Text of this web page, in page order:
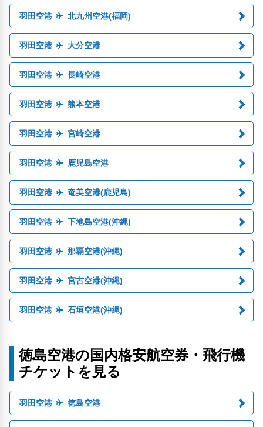
羽田空港 北九州空港(福岡)
羽田空港 大分空港
羽田空港 長崎空港
羽田空港 熊本空港
羽田空港 宮崎空港
羽田空港 鹿児島空港
羽田空港 奄美空港(鹿児島)
羽田空港 下地島空港(沖縄)
羽田空港 那覇空港(沖縄)
羽田空港 宮古空港(沖縄)
羽田空港 石垣空港(沖縄)
徳島空港の国内格安航空券・飛行機
チケットを見る
羽田空港 徳島空港